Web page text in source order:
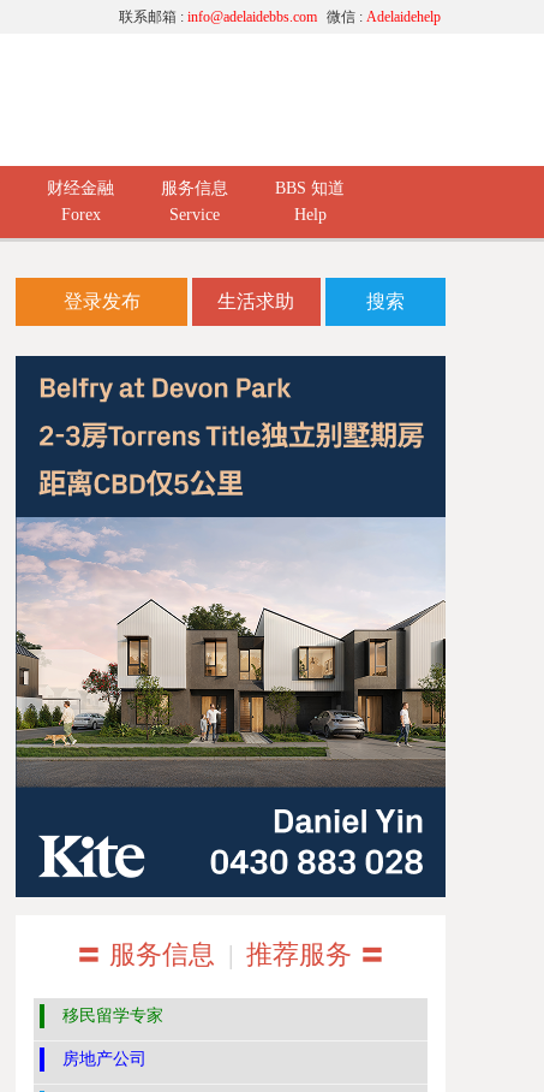
微信 : Adelaidehelp
联系邮箱 : info@adelaidebbs.com
财经金融
Forex
服务信息
Service
BBS 知道
Help
登录发布 生活求助 搜索
〓 服务信息 | 推荐服务 〓
移民留学专家
房地产公司